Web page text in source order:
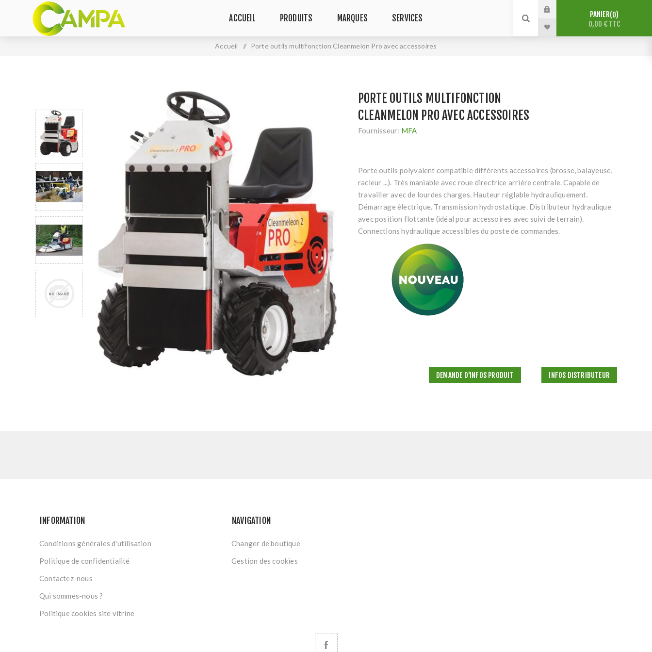
ACCUEIL PRODUITS MARQUES SERVICES PANIER 0
0,00 € TTC
Accueil / Porte outils multifonction Cleanmelon Pro avec accessoires
PORTE OUTILS MULTIFONCTION
CLEANMELON PRO AVEC ACCESSOIRES
Fournisseur: MFA
Porte outils polyvalent compatible différents accessoires (brosse, balayeuse,
racleur ...). Très maniable avec roue directrice arrière centrale. Capable de
travailler avec de lourdes charges. Hauteur réglable hydrauliquement.
Démarrage électrique. Transmission hydrostatique. Distributeur hydraulique
avec position flottante (idéal pour accessoires avec suivi de terrain).
Connections hydraulique accessibles du poste de commandes.
DEMANDE D'INFOS PRODUIT INFOS DISTRIBUTEUR
INFORMATION
Conditions générales d'utilisation
Politique de confidentialité
Contactez-nous
Qui sommes-nous ?
Politique cookies site vitrine
NAVIGATION
Changer de boutique
Gestion des cookies